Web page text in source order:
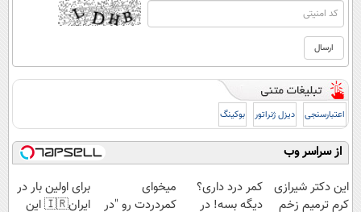
اعتبارسنجی دیزل ژنراتور بوکینگ
از سراسر وب
این دکتر شیرازی
کرم ترمیم زخم
کمر درد داری؟
دیگه بسه! در
میخوای
کمردردت رو "در
برای اولین بار در
ایران🇮🇷 این